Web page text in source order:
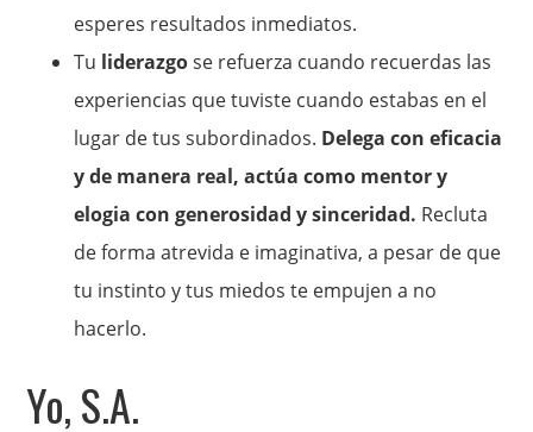
esperes resultados inmediatos.
Tu liderazgose refuerza cuando recuerdas las
experiencias que tuviste cuando estabas en el
lugar de tus subordinados. Delega con eficacia
y de manera real, actúa como mentor y
elogia con generosidad y sinceridad. Recluta
de forma atrevida e imaginativa, a pesar de que
tu instinto y tus miedos te empujen a no
hacerlo.
Yo, S.A.